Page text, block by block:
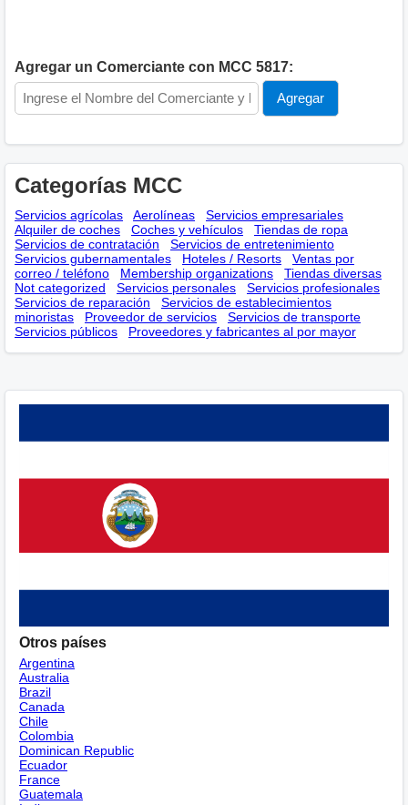
Agregar un Comerciante con MCC 5817:
Categorías MCC
Servicios agrícolas Aerolíneas
Servicios empresariales
Alquiler de coches
Coches y vehículos
Tiendas de ropa
Servicios de contratación
Servicios de entretenimiento
Servicios gubernamentales
Hoteles / Resorts
Ventas por
correo / teléfono
Membership оrganizations
Tiendas diversas
Not categorized
Servicios personales
Servicios profesionales
Servicios de reparación
Servicios de establecimientos
minoristas
Proveedor de servicios
Servicios de transporte
Servicios públicos
Proveedores y fabricantes al por mayor
Otros países
Argentina
Australia
Brazil
Canada
Chile
Colombia
Dominican Republic
Ecuador
France
Guatemala